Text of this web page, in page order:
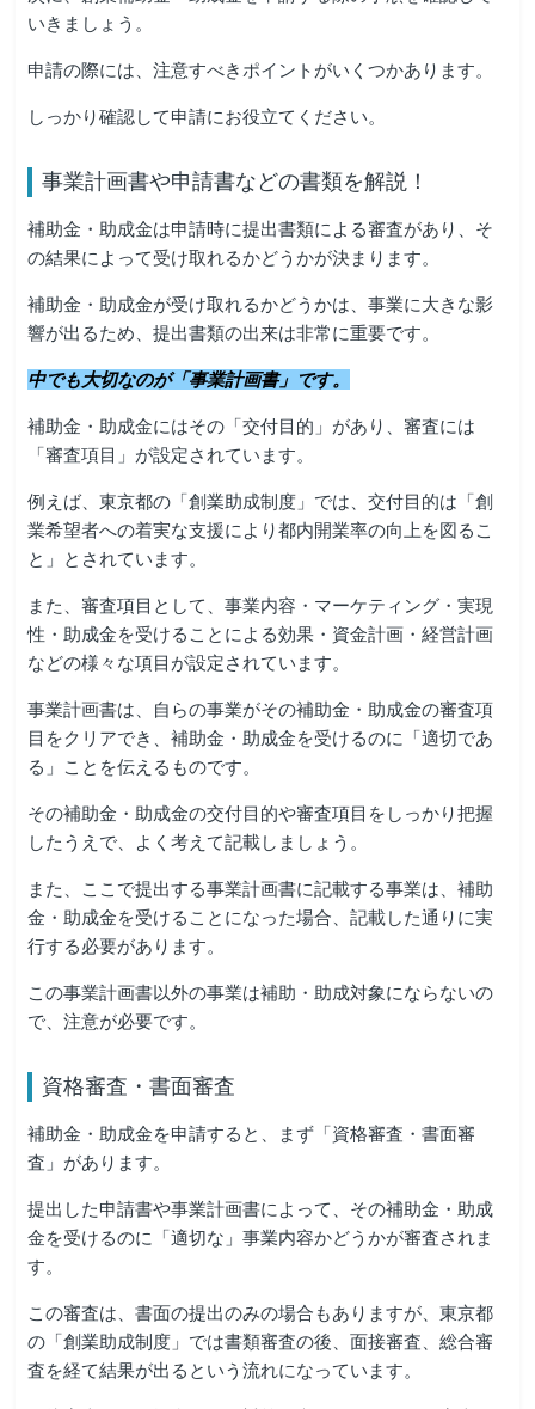
いきましょう。
申請の際には、注意すべきポイントがいくつかあります。
しっかり確認して申請にお役立てください。
事業計画書や申請書などの書類を解説！
補助金・助成金は申請時に提出書類による審査があり、そ
の結果によって受け取れるかどうかが決まります。
補助金・助成金が受け取れるかどうかは、事業に大きな影
響が出るため、提出書類の出来は非常に重要です。
中でも大切なのが「事業計画書」です。
補助金・助成金にはその「交付目的」があり、審査には
「審査項目」が設定されています。
例えば、東京都の「創業助成制度」では、交付目的は「創
業希望者への着実な支援により都内開業率の向上を図るこ
と」とされています。
また、審査項目として、事業内容・マーケティング・実現
性・助成金を受けることによる効果・資金計画・経営計画
などの様々な項目が設定されています。
事業計画書は、自らの事業がその補助金・助成金の審査項
目をクリアでき、補助金・助成金を受けるのに「適切であ
る」ことを伝えるものです。
その補助金・助成金の交付目的や審査項目をしっかり把握
したうえで、よく考えて記載しましょう。
また、ここで提出する事業計画書に記載する事業は、補助
金・助成金を受けることになった場合、記載した通りに実
行する必要があります。
この事業計画書以外の事業は補助・助成対象にならないの
で、注意が必要です。
資格審査・書面審査
補助金・助成金を申請すると、まず「資格審査・書面審
査」があります。
提出した申請書や事業計画書によって、その補助金・助成
金を受けるのに「適切な」事業内容かどうかが審査されま
す。
この審査は、書面の提出のみの場合もありますが、東京都
の「創業助成制度」では書類審査の後、面接審査、総合審
査を経て結果が出るという流れになっています。